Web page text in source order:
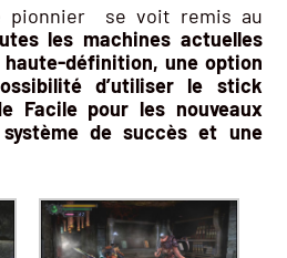
pionnier se voit remis au
les machines actuelles
haute-définition, une option
d’utiliser le stick
Facile pour les nouveaux
de succès et une